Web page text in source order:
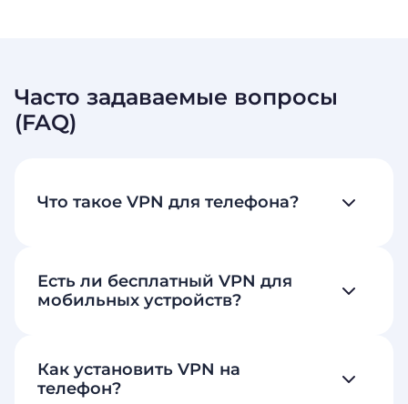
Часто задаваемые вопросы
(FAQ)
Что такое VPN для телефона?
Есть ли бесплатный VPN для
мобильных устройств?
Как установить VPN на
телефон?